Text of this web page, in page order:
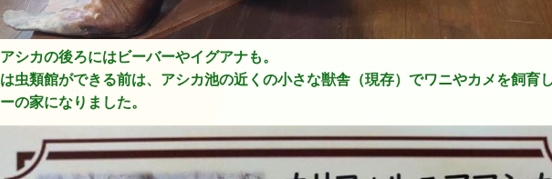
アシカの後ろにはビーバーやイグアナも。
は虫類館ができる前は、アシカ池の近くの小さな獣舎（現存）でワニやカメを飼育
ーの家になりました。